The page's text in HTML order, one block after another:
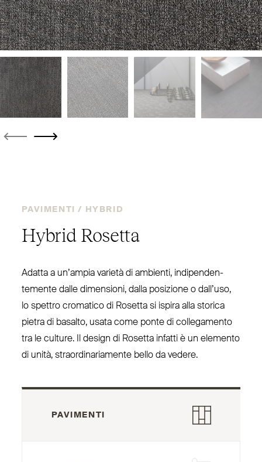
PAVIMENTI / HYBRID
Hybrid Rosetta
Adatta a un’ampia varietà di ambienti, indi­pen­den­
temente dalle dimensioni, dalla posizione o dall’uso,
lo spettro cromatico di Rosetta si ispira alla storica
pietra di basalto, usata come ponte di col­le­gamento
tra le culture. Il design di Rosetta infatti è un elemento
di unità, straor­di­na­riamente bello da vedere.
PAVIMENTI